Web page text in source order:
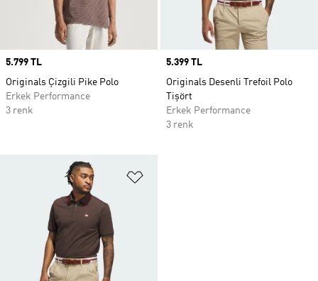
Price
5.799 TL
Originals Çizgili Pike Polo
Erkek Performance
3 renk
Price
5.399 TL
Originals Desenli Trefoil Polo
Tişört
Erkek Performance
3 renk